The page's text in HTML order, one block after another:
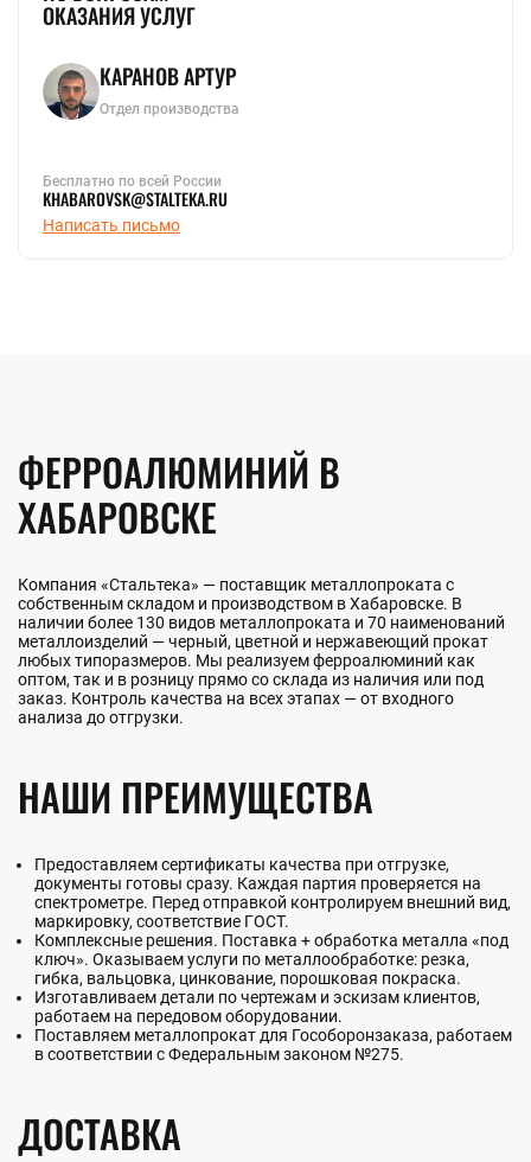
ОКАЗАНИЯ УСЛУГ
КАРАНОВ АРТУР
Отдел производства
Бесплатно по всей России
KHABAROVSK@STALTEKA.RU
Написать письмо
ФЕРРОАЛЮМИНИЙ В
ХАБАРОВСКЕ
Компания «Стальтека» — поставщик металлопроката с
собственным складом и производством в Хабаровске. В
наличии более 130 видов металлопроката и 70 наименований
металлоизделий — черный, цветной и нержавеющий прокат
любых типоразмеров. Мы реализуем ферроалюминий как
оптом, так и в розницу прямо со склада из наличия или под
заказ. Контроль качества на всех этапах — от входного
анализа до отгрузки.
НАШИ ПРЕИМУЩЕСТВА
Предоставляем сертификаты качества при отгрузке,
документы готовы сразу. Каждая партия проверяется на
спектрометре. Перед отправкой контролируем внешний вид,
маркировку, соответствие ГОСТ.
Комплексные решения. Поставка + обработка металла «под
ключ». Оказываем услуги по металлообработке: резка,
гибка, вальцовка, цинкование, порошковая покраска.
Изготавливаем детали по чертежам и эскизам клиентов,
работаем на передовом оборудовании.
Поставляем металлопрокат для Гособоронзаказа, работаем
в соответствии с Федеральным законом №275.
ДОСТАВКА